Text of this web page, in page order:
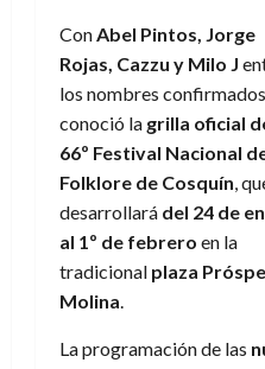
ConAbel Pintos, Jorge
Rojas, Cazzu y Milo J
los nombres
conoció la grilla oficial
66º Festival Nacional
Folklore de Cosquín,
desarrollará del 24 de
al 1º de febrero en la
tradicional plaza
Molina.
La programación de las